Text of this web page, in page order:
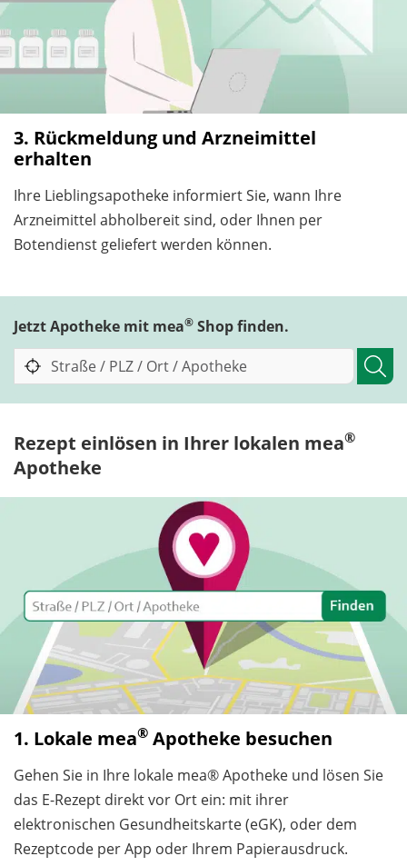
3. Rückmeldung und Arzneimittel
erhalten
Ihre Lieblingsapotheke informiert Sie, wann Ihre
Arzneimittel abholbereit sind, oder Ihnen per
Botendienst geliefert werden können.
Jetzt Apotheke mit mea® Shop finden.
Rezept einlösen in Ihrer lokalen mea®
Apotheke
1. Lokale mea® Apotheke besuchen
Gehen Sie in Ihre lokale mea® Apotheke und lösen Sie
das E-Rezept direkt vor Ort ein: mit ihrer
elektronischen Gesundheitskarte (eGK), oder dem
Rezeptcode per App oder Ihrem Papierausdruck.